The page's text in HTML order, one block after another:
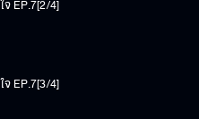
EP.7[2/4]
EP.7[3/4]